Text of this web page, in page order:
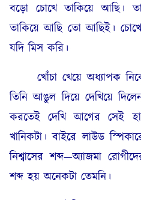
বড়ো চোখে তাকিয়ে আছি।
তাকিয়ে আছি তো আছিই।
যদি মিস করি।
খোঁচা খেয়ে অধ্যাপক
তিনি আঙুল দিয়ে দেখিয়ে
করতেই দেখি আগের সেই
খানিকটা। বাইরে লাউড
নিশ্বাসের শব্দ—অ্যাজমা
শব্দ হয় অনেকটা তেমনি।